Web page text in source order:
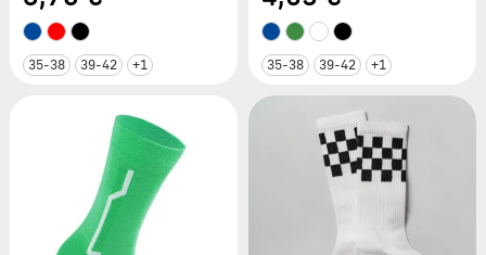
35-38 39-42 +1 35-38 39-42 +1